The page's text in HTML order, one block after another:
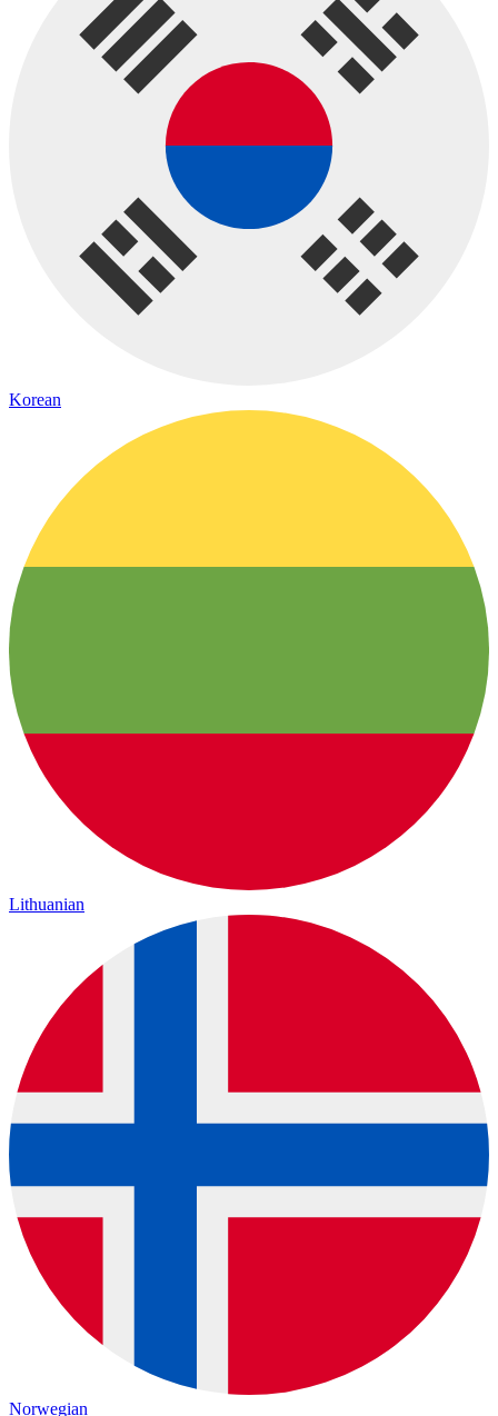
Korean
Lithuanian
Norwegian